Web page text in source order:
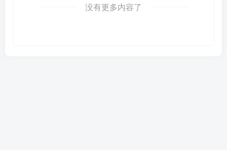
没有更多内容了